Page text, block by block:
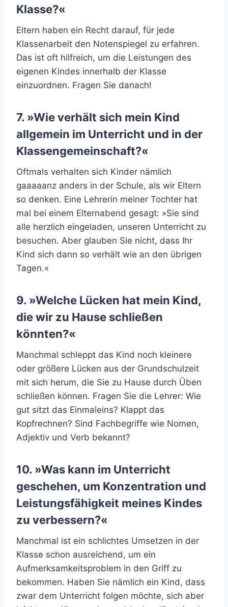
Klasse?«
Eltern haben ein Recht darauf, für jede
Klassenarbeit den Notenspiegel zu erfahren.
Das ist oft hilfreich, um die Leistungen des
eigenen Kindes innerhalb der Klasse
einzuordnen. Fragen Sie danach!
7. »Wie verhält sich mein Kind
allgemein im Unterricht und in der
Klassengemeinschaft?«
Oftmals verhalten sich Kinder nämlich
gaaaaanz anders in der Schule, als wir Eltern
so denken. Eine Lehrerin meiner Tochter hat
mal bei einem Elternabend gesagt: »Sie sind
alle herzlich eingeladen, unseren Unterricht zu
besuchen. Aber glauben Sie nicht, dass Ihr
Kind sich dann so verhält wie an den übrigen
Tagen.«
9. »Welche Lücken hat mein Kind,
die wir zu Hause schließen
könnten?«
Manchmal schleppt das Kind noch kleinere
oder größere Lücken aus der Grundschulzeit
mit sich herum, die Sie zu Hause durch Üben
schließen können. Fragen Sie die Lehrer: Wie
gut sitzt das Einmaleins? Klappt das
Kopfrechnen? Sind Fachbegriffe wie Nomen,
Adjektiv und Verb bekannt?
10. »Was kann im Unterricht
geschehen, um Konzentration und
Leistungsfähigkeit meines Kindes
zu verbessern?«
Manchmal ist ein schlichtes Umsetzen in der
Klasse schon ausreichend, um ein
Aufmerksamkeitsproblem in den Griff zu
bekommen. Haben Sie nämlich ein Kind, dass
zwar dem Unterricht folgen möchte, sich aber